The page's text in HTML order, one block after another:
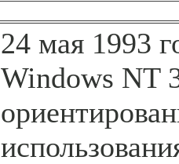
24 мая 1993
Windows NT